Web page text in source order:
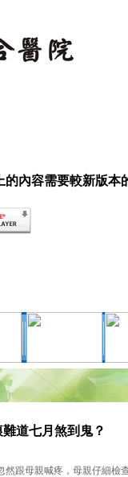
的內容需要較新版本
道七月煞到鬼？
然跟母親喊疼，母親仔細